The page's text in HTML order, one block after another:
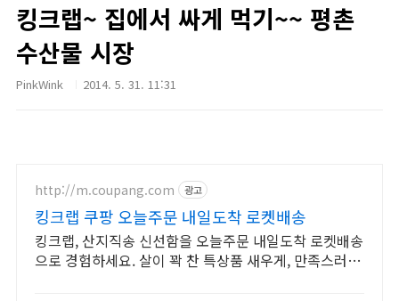
킹크랩~ 집에서 싸게 먹기~~ 평촌
수산물 시장
PinkWink 2014. 5. 31. 11:31
http://m.coupang.com 광고
킹크랩 쿠팡 오늘주문 내일도착 로켓배송
킹크랩, 산지직송 신선함을 오늘주문 내일도착 로켓배송
으로 경험하세요. 살이 꽉 찬 특상품 새우게, 만족스러운